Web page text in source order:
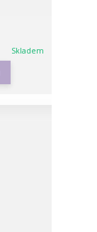
Skladem